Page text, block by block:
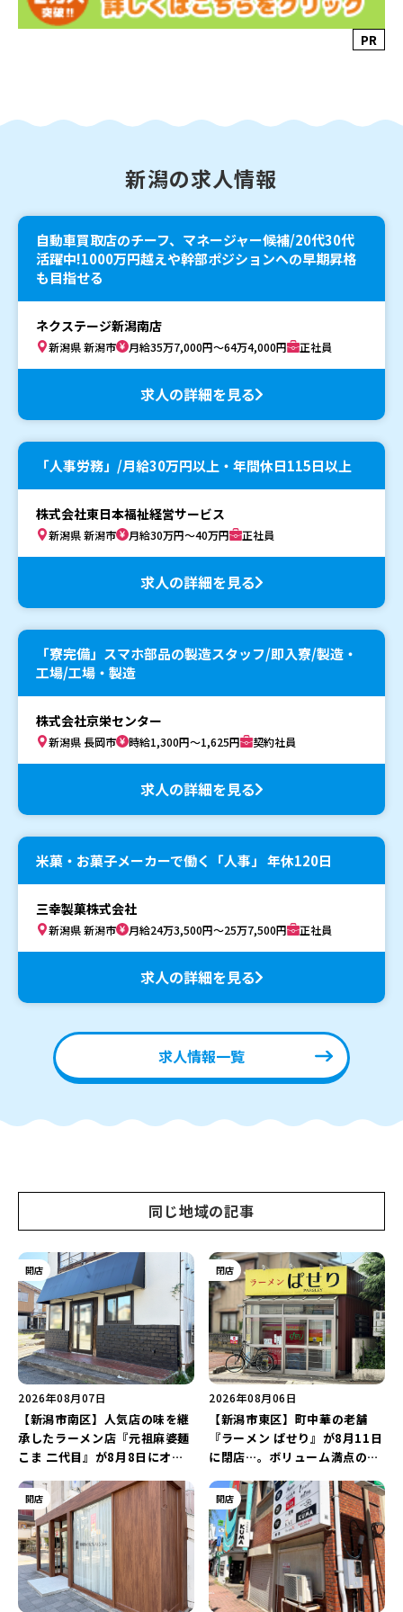
PR
新潟の求人情報
自動車買取店のチーフ、マネージャー候補/20代30代
活躍中!1000万円越えや幹部ポジションへの早期昇格
も目指せる
ネクステージ新潟南店
新潟県 新潟市 月給35万7,000円～64万4,000円 正社員
求人の詳細を見る
「人事労務」/月給30万円以上・年間休日115日以上
株式会社東日本福祉経営サービス
新潟県 新潟市 月給30万円～40万円 正社員
求人の詳細を見る
「寮完備」スマホ部品の製造スタッフ/即入寮/製造・
工場/工場・製造
株式会社京栄センター
新潟県 長岡市 時給1,300円～1,625円 契約社員
求人の詳細を見る
米菓・お菓子メーカーで働く「人事」 年休120日
三幸製菓株式会社
新潟県 新潟市 月給24万3,500円～25万7,500円 正社員
求人の詳細を見る
求人情報一覧
同じ地域の記事
開店
2026年08月07日
【新潟市南区】人気店の味を継
承したラーメン店『元祖麻婆麺
こま 二代目』が8月8日にオー
た「麻婆麺」を復刻♪
閉店
2026年08月06日
【新潟市東区】町中華の老舗
『ラーメン ぱせり』が8月11日
に閉店…。ボリューム満点の名
開店 開店